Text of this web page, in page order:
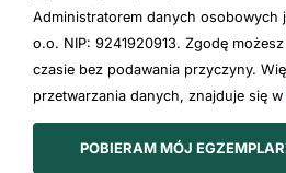
Administratorem danych osobowych
o.o. NIP: 9241920913. Zgodę
czasie bez podawania przyczyny.
przetwarzania danych, znajduje się w
POBIERAM MÓJ